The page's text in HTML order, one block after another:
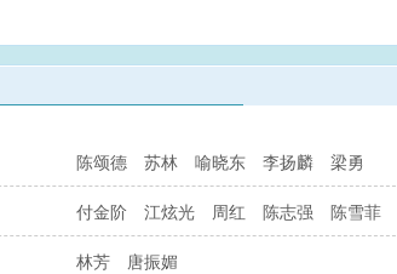
陈颂德 苏林 喻晓东 李扬麟 梁勇
付金阶 江炫光 周红 陈志强 陈雪菲
林芳 唐振媚